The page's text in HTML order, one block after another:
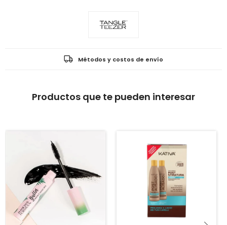
Métodos y costos de envío
Productos que te pueden interesar